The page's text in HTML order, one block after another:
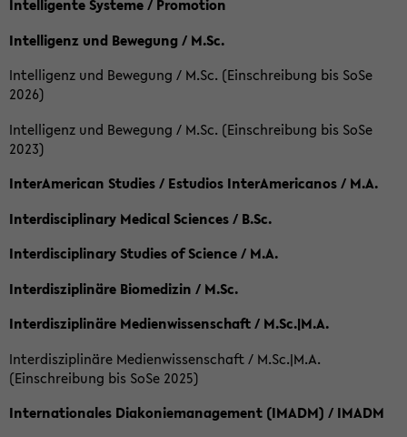
Intelligente Systeme / Promotion
Intelligenz und Bewegung / M.Sc.
Intelligenz und Bewegung / M.Sc. (Einschreibung bis SoSe
2026)
Intelligenz und Bewegung / M.Sc. (Einschreibung bis SoSe
2023)
InterAmerican Studies / Estudios InterAmericanos / M.A.
Interdisciplinary Medical Sciences / B.Sc.
Interdisciplinary Studies of Science / M.A.
Interdisziplinäre Biomedizin / M.Sc.
Interdisziplinäre Medienwissenschaft / M.Sc.|M.A.
Interdisziplinäre Medienwissenschaft / M.Sc.|M.A.
(Einschreibung bis SoSe 2025)
Internationales Diakoniemanagement (IMADM) / IMADM